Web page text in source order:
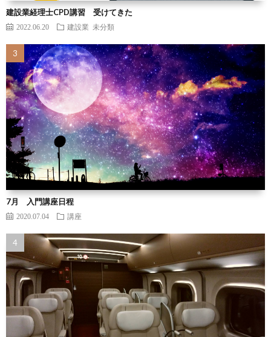
建設業経理士CPD講習 受けてきた
2022.06.20 建設業 未分類
7月 入門講座日程
2020.07.04 講座